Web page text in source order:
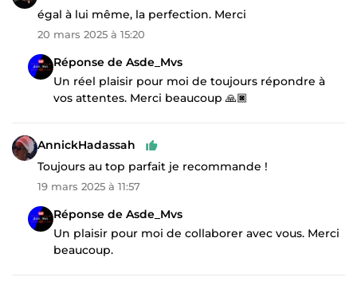
égal à lui même, la perfection. Merci
20 mars 2025 à 15:20
Réponse de Asde_Mvs
Un réel plaisir pour moi de toujours répondre à
vos attentes. Merci beaucoup 🙏🏿
AnnickHadassah
Toujours au top parfait je recommande !
19 mars 2025 à 11:57
Réponse de Asde_Mvs
Un plaisir pour moi de collaborer avec vous. Merci
beaucoup.